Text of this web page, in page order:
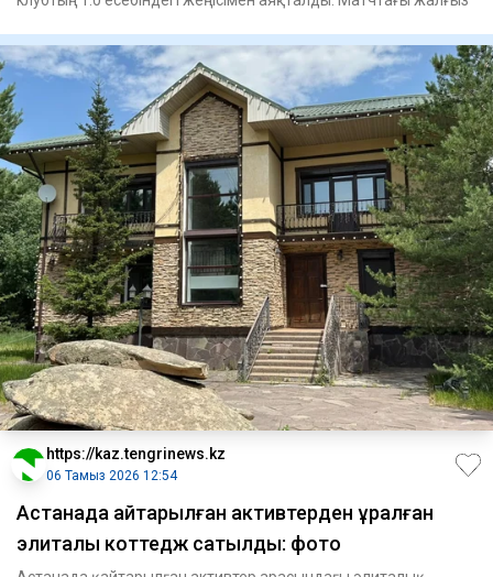
https://kaz.tengrinews.kz
06 Тамыз 2026 12:54
Астанада қайтарылған активтерден құралған
элиталық коттедж сатылды: фото